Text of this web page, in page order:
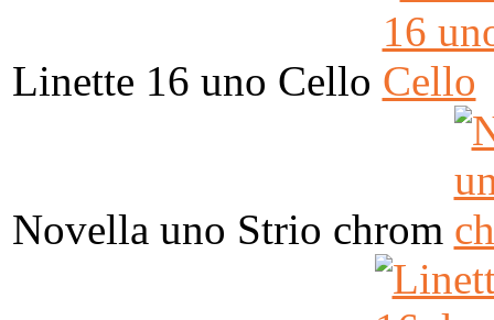
Linette 16 uno Cello
Novella uno Strio chrom